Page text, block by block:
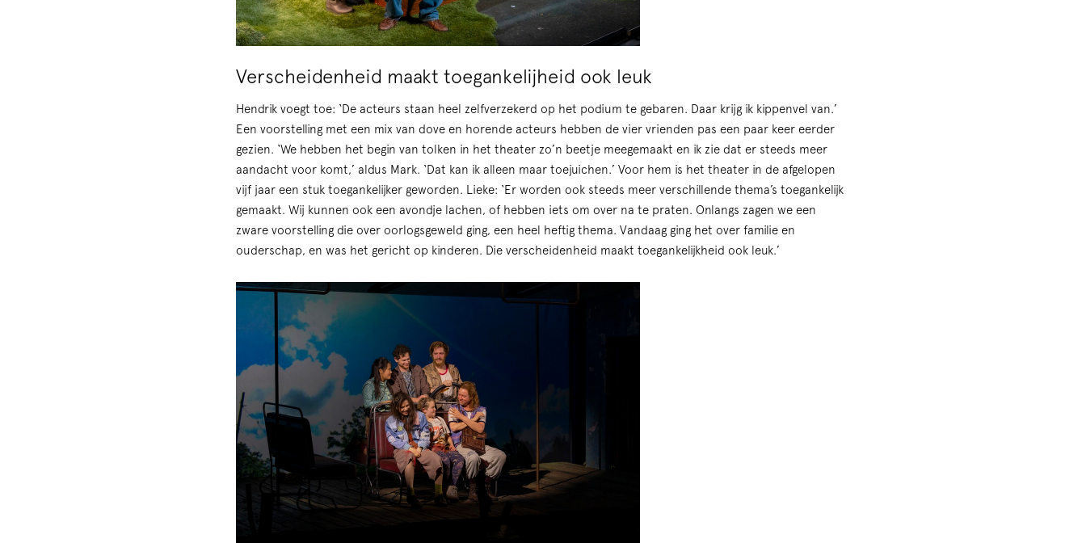
Verscheidenheid maakt toegankelijheid ook leuk
Hendrik voegt toe: ‘De acteurs staan heel zelfverzekerd op het podium te gebaren. Daar krijg ik kippenvel van.’
Een voorstelling met een mix van dove en horende acteurs hebben de vier vrienden pas een paar keer eerder
gezien. ‘We hebben het begin van tolken in het theater zo’n beetje meegemaakt en ik zie dat er steeds meer
aandacht voor komt,’ aldus Mark. ‘Dat kan ik alleen maar toejuichen.’ Voor hem is het theater in de afgelopen
vijf jaar een stuk toegankelijker geworden. Lieke: ‘Er worden ook steeds meer verschillende thema’s toegankelijk
gemaakt. Wij kunnen ook een avondje lachen, of hebben iets om over na te praten. Onlangs zagen we een
zware voorstelling die over oorlogsgeweld ging, een heel heftig thema. Vandaag ging het over familie en
ouderschap, en was het gericht op kinderen. Die verscheidenheid maakt toegankelijkheid ook leuk.’